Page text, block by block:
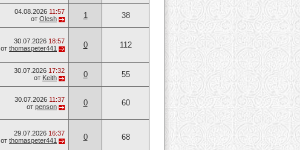
04.08.2026 11:57
от Olesh 1 38
30.07.2026 18:57
от thomaspeter441 0 112
30.07.2026 17:32
от Keith 0 55
30.07.2026 11:37
от penson 0 60
29.07.2026 16:37
от thomaspeter441 0 68